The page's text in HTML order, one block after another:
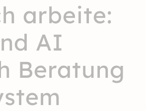
arbeite:
AI
Beratung